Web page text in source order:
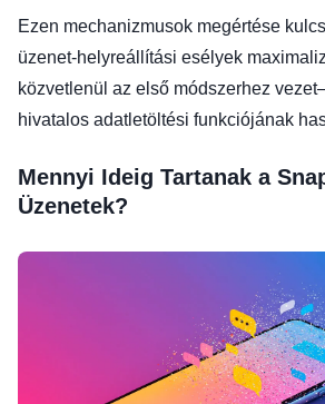
Ezen mechanizmusok megértése
üzenet-helyreállítási esélyek
közvetlenül az első módszerhez
hivatalos adatletöltési funkciójának
Mennyi Ideig Tartanak a
Üzenetek?